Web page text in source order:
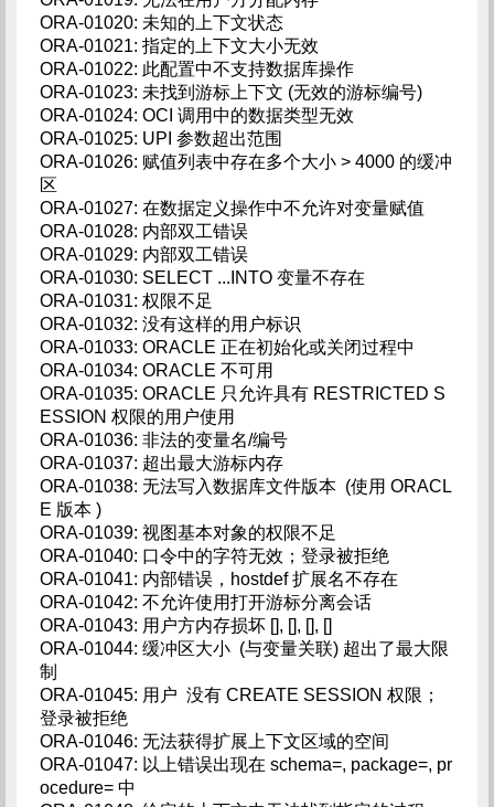
ORA-01020: 未知的上下文状态
ORA-01021: 指定的上下文大小无效
ORA-01022: 此配置中不支持数据库操作
ORA-01023: 未找到游标上下文 (无效的游标编号)
ORA-01024: OCI 调用中的数据类型无效
ORA-01025: UPI 参数超出范围
ORA-01026: 赋值列表中存在多个大小 > 4000 的缓冲
区
ORA-01027: 在数据定义操作中不允许对变量赋值
ORA-01028: 内部双工错误
ORA-01029: 内部双工错误
ORA-01030: SELECT ...INTO 变量不存在
ORA-01031: 权限不足
ORA-01032: 没有这样的用户标识
ORA-01033: ORACLE 正在初始化或关闭过程中
ORA-01034: ORACLE 不可用
ORA-01035: ORACLE 只允许具有 RESTRICTED S
ESSION 权限的用户使用
ORA-01036: 非法的变量名/编号
ORA-01037: 超出最大游标内存
ORA-01038: 无法写入数据库文件版本 (使用 ORACL
E 版本 )
ORA-01039: 视图基本对象的权限不足
ORA-01040: 口令中的字符无效；登录被拒绝
ORA-01041: 内部错误，hostdef 扩展名不存在
ORA-01042: 不允许使用打开游标分离会话
ORA-01043: 用户方内存损坏 [], [], [], []
ORA-01044: 缓冲区大小 (与变量关联) 超出了最大限
制
ORA-01045: 用户 没有 CREATE SESSION 权限；
登录被拒绝
ORA-01046: 无法获得扩展上下文区域的空间
ORA-01047: 以上错误出现在 schema=, package=, pr
ocedure= 中